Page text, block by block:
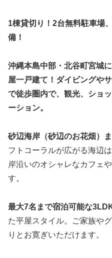
1棟貸切り！2台無料駐車場
備！
沖縄本島中部・北谷町宮城
屋一戸建て！ダイビングや
で徒歩圏内で、観光、ショ
ーション。
砂辺海岸（砂辺のお花畑）
フトコーラルが広がる海辺
岸沿いのオシャレなカフェ
す。
最大7名まで宿泊可能な
た平屋スタイル。ご家族や
りとお寛ぎいただけます。